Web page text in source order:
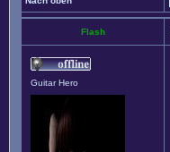
Flash
Guitar Hero